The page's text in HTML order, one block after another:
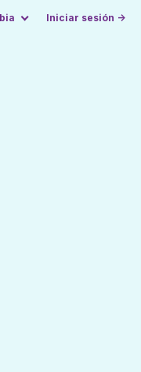
Iniciar sesión →